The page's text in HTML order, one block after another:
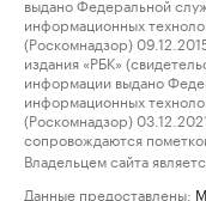
информационных
(Роскомнадзор)
издания «РБК»
информации выдано
информационных
(Роскомнадзор)
сопровождаются
Владельцем сайта
Данные предоставлены: